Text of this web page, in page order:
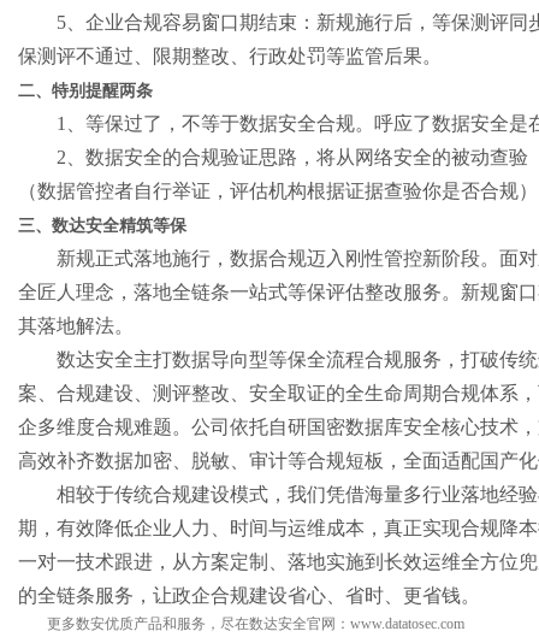
5 、企业合规容易窗口期结束：新规施行后，等保测评
保测评不通过、限期整改、行政处罚等监管后果。
二、特别提醒两条
1
、等保过了，不等于数据安全合规。呼应了数据安全
2 、数据安全的合规验证思路，将从网络安全的被动查
（数据管控者自行举证，评估机构根据证据查验你是否合规
三、数达安全精筑等保
新规正式落地施行，数据合规迈入刚性管控新阶段。面
全匠人理念，落地全链条一站式等保评估整改服务。新规窗
其落地解法。
数达安全主打数据导向型等保全流程合规服务，打破传
案、合规建设、测评整改、安全取证的全生命周期合规体系
企多维度合规难题。公司依托自研国密数据库安全核心技术
高效补齐数据加密、脱敏、审计等合规短板，全面适配国产
相较于传统合规建设模式，我们凭借海量多行业落地经
期，有效降低企业人力、时间与运维成本，真正实现合规降
一对一技术跟进，从方案定制、落地实施到长效运维全方位
的全链条服务，让政企合规建设省心、省时、更省钱。
更多数安优质产品和服务，尽在数达安全官网： www.datatosec.com